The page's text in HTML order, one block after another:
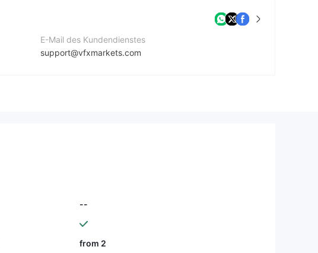
E-Mail des Kundendienstes
support@vfxmarkets.com
--
from 2